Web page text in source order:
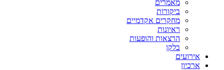
מאמרים
ביקורות
מחקרים אקדמיים
ראיונות
הרצאות והופעות
בלקן
אירועים
ארכיון